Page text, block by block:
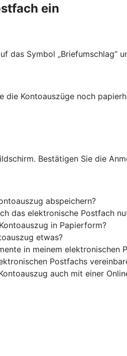
ein
das Symbol „Briefumschlag“
die Kontoauszüge noch
Bestätigen Sie die
abspeichern?
das elektronische Postfach
in Papierform?
etwas?
in meinem elektronischen
Postfachs
auch mit einer